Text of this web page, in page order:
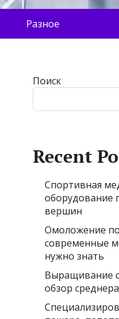
Разное
Поиск
Recent
Спортивная
оборудование
вершин
Омоложение
современные
нужно знать
Выращивание
обзор